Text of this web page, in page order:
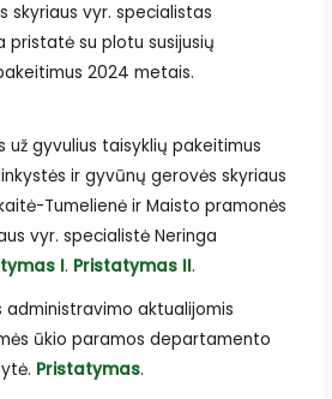
skyriaus vyr. specialistas
pristatė su plotu susijusių
2024 metais.
už gyvulius taisyklių pakeitimus
ir gyvūnų gerovės skyriaus
Tumelienė ir Maisto pramonės
vyr. specialistė Neringa
I. Pristatymas II.
administravimo aktualijomis
ūkio paramos departamento
Pristatymas.